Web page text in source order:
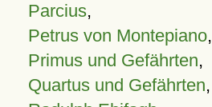
Parcius,
Petrus von Montepiano,
Primus und Gefährten,
Quartus und Gefährten,